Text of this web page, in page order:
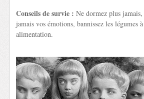
Conseils de survie : Ne dormez plus
jamais vos émotions, bannissez les légumes
alimentation.